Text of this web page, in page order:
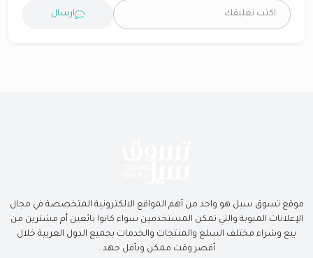
ارسال
موقع تسوق سيل هو واحد من أهم المواقع الالكترونية المتخصصة في مجال
الإعلانات المبوبة والتي تمكن المستخدمين سواء كانوا بائعين أم مشترين من
بيع وشراء مختلف السلع والمنتجات والخدمات بجميع الدول العربية خلال
أقصر وقت ممكن وبأقل جهد .